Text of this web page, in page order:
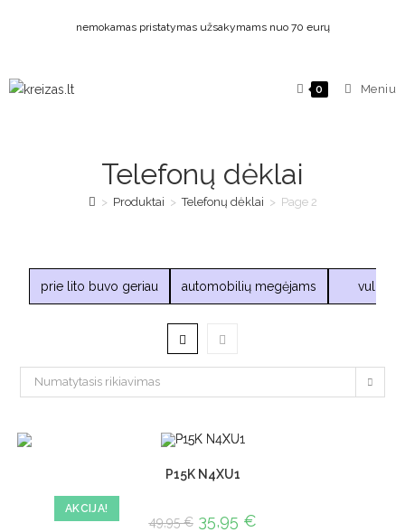
nemokamas pristatymas užsakymams nuo 70 eurų
0 Meniu
Telefonų dėklai
> Produktai > Telefonų dėklai > Page 2
prie lito buvo geriau automobilių megėjams
Numatytasis rikiavimas
AKCIJA!
P15K N4XU1
49,95€ 35,95 €